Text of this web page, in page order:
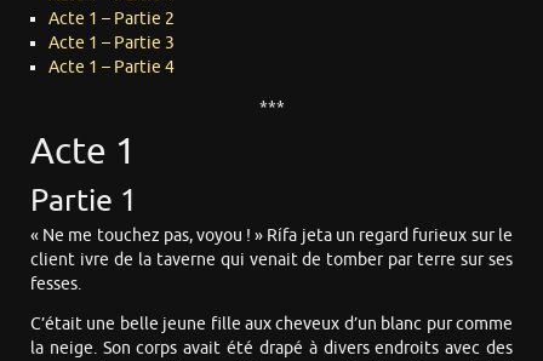
Acte 1 – Partie 2
Acte 1 – Partie 3
Acte 1 – Partie 4
***
Acte 1
Partie 1
« Ne me touchez pas, voyou ! » Rífa jeta un regard furieux sur le
client ivre de la taverne qui venait de tomber par terre sur ses
fesses.
C’était une belle jeune fille aux cheveux d’un blanc pur comme
la neige. Son corps avait été drapé à divers endroits avec des